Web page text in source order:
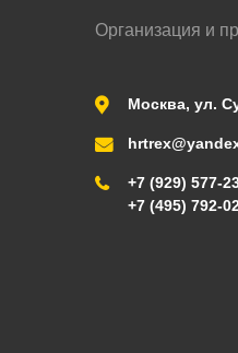
Организация и
Москва, ул.
+7 (929) 577-
+7 (495) 792-